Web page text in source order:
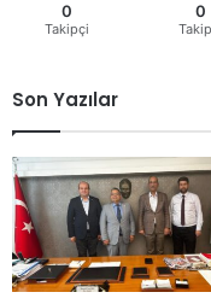
0
Takipçi
0
Son Yazılar